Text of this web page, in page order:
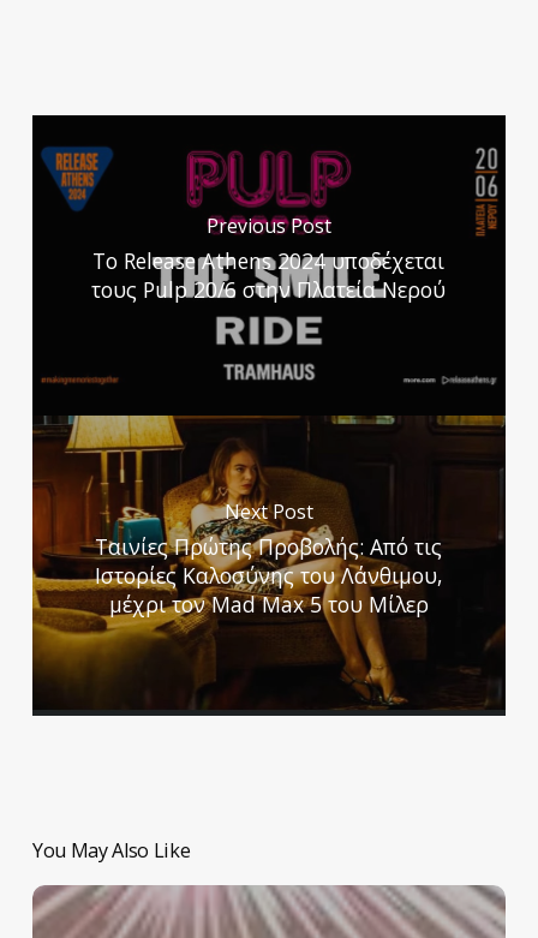
Previous Post
Το Release Athens 2024 υποδέχεται
τους Pulp 20/6 στην Πλατεία Νερού
Next Post
Ταινίες Πρώτης Προβολής: Από τις
Ιστορίες Καλοσύνης του Λάνθιμου,
μέχρι τον Mad Max 5 του Μίλερ
You May Also Like